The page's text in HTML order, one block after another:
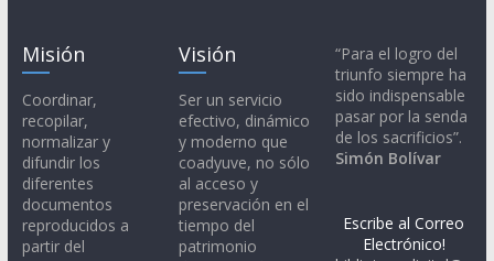
Misión
Coordinar,
recopilar,
normalizar y
difundir los
diferentes
documentos
reproducidos a
partir del
Visión
Ser un servicio
efectivo, dinámico
y moderno que
coadyuve, no sólo
al acceso y
preservación en el
tiempo del
patrimonio
“Para el logro del
triunfo siempre ha
sido indispensable
pasar por la senda
de los sacrificios”.
Simón Bolívar
Escribe al Correo
Electrónico!